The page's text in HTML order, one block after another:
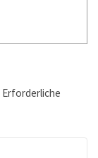
Erforderliche